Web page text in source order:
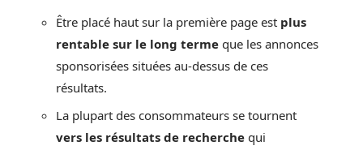
Être placé haut sur la première page est plus
rentable sur le long terme que les annonces
sponsorisées situées au-dessus de ces
résultats.
La plupart des consommateurs se tournent
vers les résultats de recherche qui